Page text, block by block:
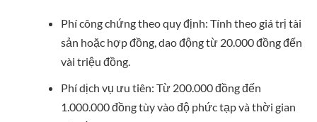
Phí công chứng theo quy định: Tính theo giá trị tài
sản hoặc hợp đồng, dao động từ 20.000 đồng đến
vài triệu đồng.
Phí dịch vụ ưu tiên: Từ 200.000 đồng đến
1.000.000 đồng tùy vào độ phức tạp và thời gian